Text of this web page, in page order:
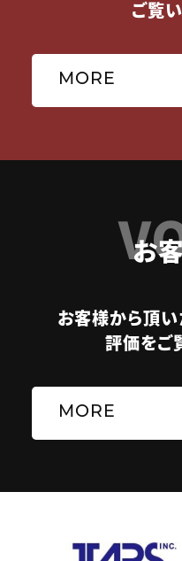
ご覧
MORE
お
お客様から頂
評価をご
MORE